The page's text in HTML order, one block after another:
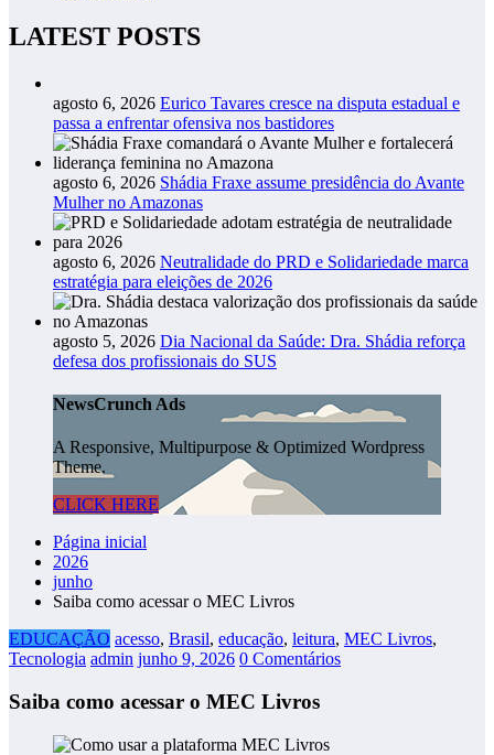
LATEST POSTS
agosto 6, 2026 Eurico Tavares cresce na disputa estadual e
passa a enfrentar ofensiva nos bastidores
agosto 6, 2026 Shádia Fraxe assume presidência do Avante
Mulher no Amazonas
agosto 6, 2026 Neutralidade do PRD e Solidariedade marca
estratégia para eleições de 2026
agosto 5, 2026 Dia Nacional da Saúde: Dra. Shádia reforça
defesa dos profissionais do SUS
NewsCrunch Ads
A Responsive, Multipurpose & Optimized Wordpress
Theme.
CLICK HERE
Página inicial
2026
junho
Saiba como acessar o MEC Livros
EDUCAÇÃO acesso, Brasil, educação, leitura, MEC Livros,
Tecnologia admin junho 9, 2026 0 Comentários
Saiba como acessar o MEC Livros